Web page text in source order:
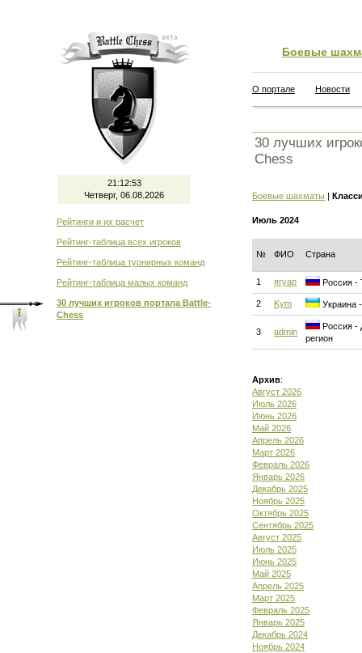
21:12:54
Четверг, 06.08.2026
Рейтинги и их расчет
Рейтинг-таблица всех игроков
Рейтинг-таблица турнирных команд
Рейтинг-таблица малых команд
30 лучших игроков портала Battle-
Chess
Боевые
О портале Новости
30 лучших
Chess
Боевые шахматы |
Июль 2024
№ ФИО Страна
1 ягуар Россия -
2 Kym Украина
3 admin
Россия -
регион
Архив:
Август 2026
Июль 2026
Июнь 2026
Май 2026
Апрель 2026
Март 2026
Февраль 2026
Январь 2026
Декабрь 2025
Ноябрь 2025
Октябрь 2025
Сентябрь 2025
Август 2025
Июль 2025
Июнь 2025
Май 2025
Апрель 2025
Март 2025
Февраль 2025
Январь 2025
Декабрь 2024
Ноябрь 2024